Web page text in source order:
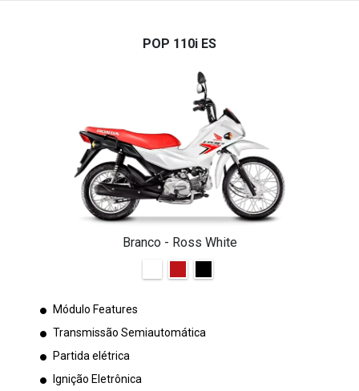
POP 110i ES
Branco - Ross White
Módulo Features
Transmissão Semiautomática
Partida elétrica
Ignição Eletrônica